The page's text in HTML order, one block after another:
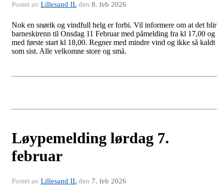
Postet av Lillesand ILden 8. feb 2026
Nok en snørik og vindfull helg er forbi. Vil informere om at det blir
barneskirenn til Onsdag 11 Februar med påmelding fra kl 17,00 og
med første start kl 18,00. Regner med mindre vind og ikke så kaldt
som sist. Alle velkomne store og små.
Løypemelding lørdag 7.
februar
Postet av Lillesand ILden 7. feb 2026